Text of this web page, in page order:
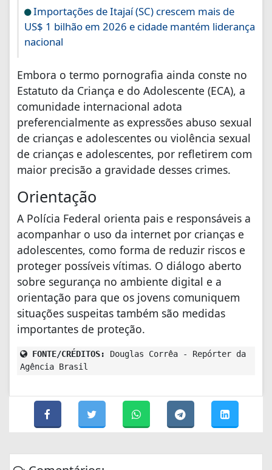
Importações de Itajaí (SC) crescem mais de
US$ 1 bilhão em 2026 e cidade mantém liderança
nacional
Embora o termo pornografia ainda conste no
Estatuto da Criança e do Adolescente (ECA), a
comunidade internacional adota
preferencialmente as expressões abuso sexual
de crianças e adolescentes ou violência sexual
de crianças e adolescentes, por refletirem com
maior precisão a gravidade desses crimes.
Orientação
A Polícia Federal orienta pais e responsáveis a
acompanhar o uso da internet por crianças e
adolescentes, como forma de reduzir riscos e
proteger possíveis vítimas. O diálogo aberto
sobre segurança no ambiente digital e a
orientação para que os jovens comuniquem
situações suspeitas também são medidas
importantes de proteção.
FONTE/CRÉDITOS:
Douglas Corrêa - Repórter da
Agência Brasil